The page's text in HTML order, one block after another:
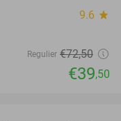
9.6 star
Regulier €72,50
€39,50